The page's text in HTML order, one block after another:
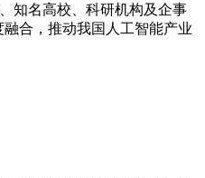
知名高校、科研机构及企事
合，推动我国人工智能产业